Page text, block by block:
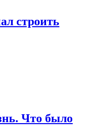
строить
Что было